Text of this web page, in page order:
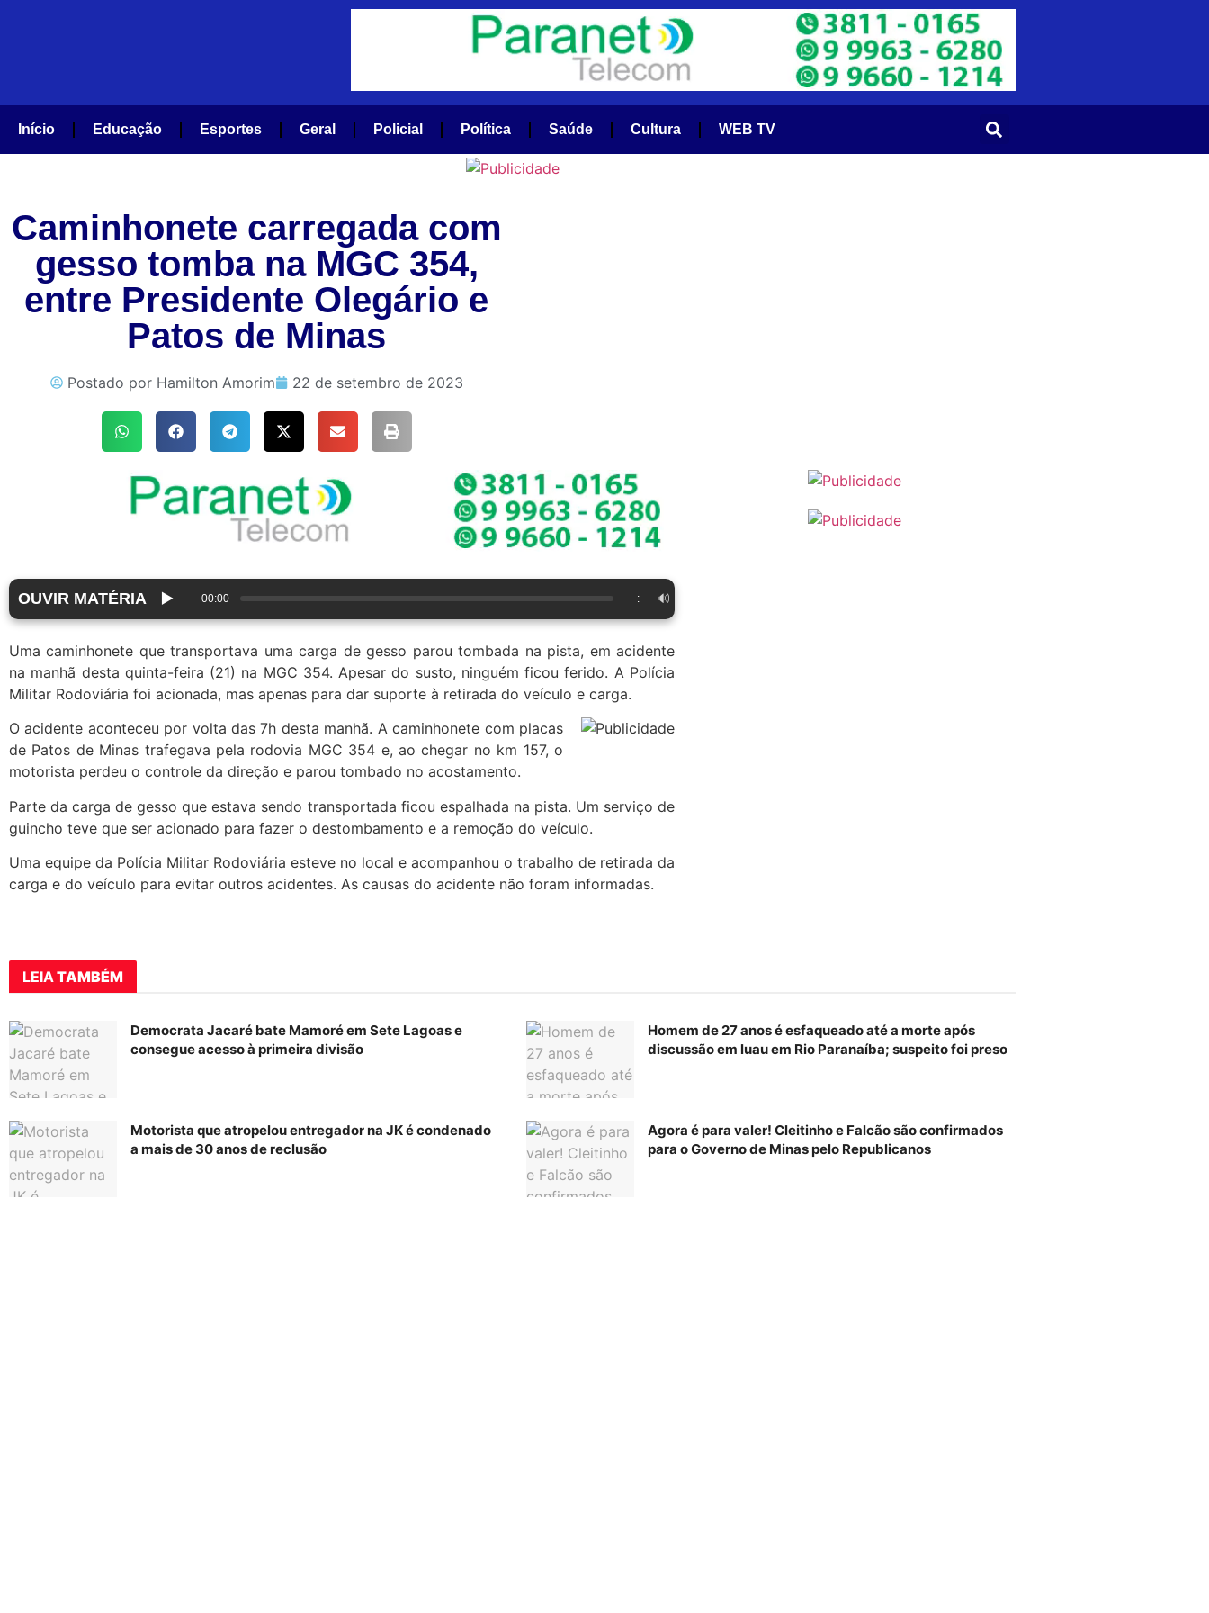
Início Educação Esportes Geral Policial Política Saúde Cultura WEB TV
Caminhonete carregada com
gesso tomba na MGC 354,
entre Presidente Olegário e
Patos de Minas
Postado por Hamilton Amorim 22 de setembro de 2023
OUVIR MATÉRIA ▶️ 00:00 --:-- 🔊
Uma caminhonete que transportava uma carga de gesso parou tombada na pista, em acidente
na manhã desta quinta-feira (21) na MGC 354. Apesar do susto, ninguém ficou ferido. A Polícia
Militar Rodoviária foi acionada, mas apenas para dar suporte à retirada do veículo e carga.
O acidente aconteceu por volta das 7h desta manhã. A caminhonete com placas
de Patos de Minas trafegava pela rodovia MGC 354 e, ao chegar no km 157, o
motorista perdeu o controle da direção e parou tombado no acostamento.
Parte da carga de gesso que estava sendo transportada ficou espalhada na pista. Um serviço de
guincho teve que ser acionado para fazer o destombamento e a remoção do veículo.
Uma equipe da Polícia Militar Rodoviária esteve no local e acompanhou o trabalho de retirada da
carga e do veículo para evitar outros acidentes. As causas do acidente não foram informadas.
LEIA TAMBÉM
Democrata Jacaré bate Mamoré em Sete Lagoas e
consegue acesso à primeira divisão
Homem de 27 anos é esfaqueado até a morte após
discussão em luau em Rio Paranaíba; suspeito foi preso
Motorista que atropelou entregador na JK é condenado
a mais de 30 anos de reclusão
Agora é para valer! Cleitinho e Falcão são confirmados
para o Governo de Minas pelo Republicanos